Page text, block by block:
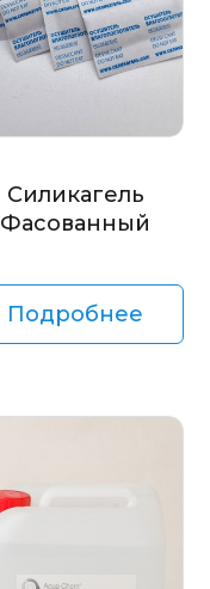
Силикагель
Фасованный
Подробнее